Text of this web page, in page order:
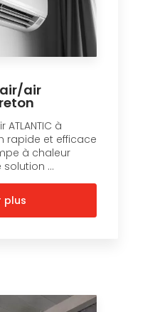
air
à
rapide et efficace
à chaleur
solution ...
plus